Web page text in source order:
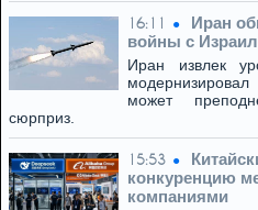
16:11
Иран
войны с
Иран извлек
может
сюрприз.
15:53
конкуренцию
компаниями